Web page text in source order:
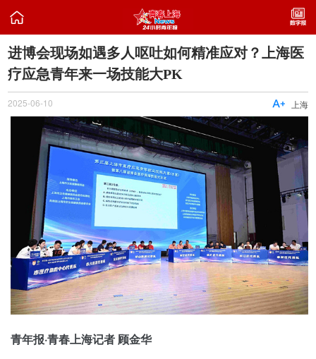

进博会现场如遇多人呕吐如何精准应对？上海医
疗应急青年来一场技能大PK
2025-06-10 上海

青年报·青春上海记者 顾金华